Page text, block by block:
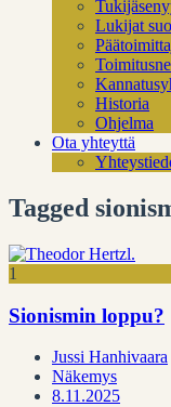
Lukijat
Historia
Ohjelma
Ota yhteyttä
Tagged
1
Sionismin loppu?
Jussi Hanhivaara
Näkemys
8.11.2025